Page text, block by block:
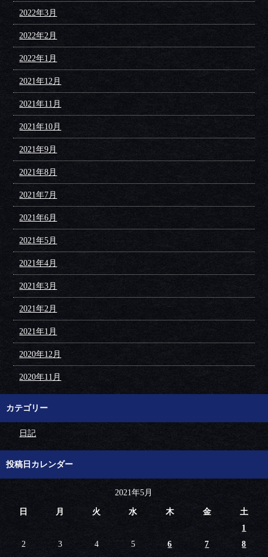
2022年3月
2022年2月
2022年1月
2021年12月
2021年11月
2021年10月
2021年9月
2021年8月
2021年7月
2021年6月
2021年5月
2021年4月
2021年3月
2021年2月
2021年1月
2020年12月
2020年11月
カテゴリー
日記
投稿日カレンダー
2021年5月
日 月 火 水 木 金
土
1
2
3 4 5 6 7
8